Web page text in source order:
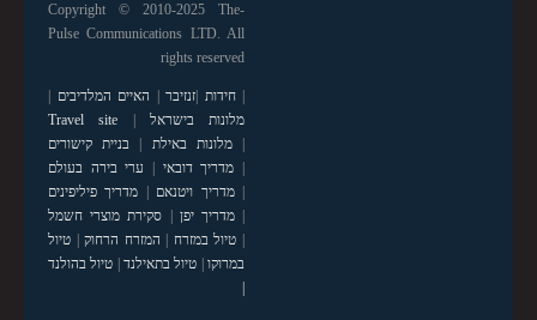
Copyright © 2010-2025 The-
Pulse Communications LTD. All
rights reserved
|חידות זנזיבר האיים המלדיבים
מלונות בישראל
Travel site
|מלונות באילת
בניית קישורים
מדריך דובאי
ערי בירה בעולם
|מדריך ויטנאם
מדריך פיליפינים
|מדריך יפן
סקירת מוצרי חשמל
טיול במזרח המזרח הרחוק| טיול
במרוקו| טיול בתאילנד| טיול בהולנד